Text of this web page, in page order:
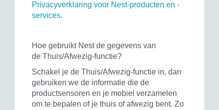
Privacyverklaring voor Nest-producten en -
services.
Hoe gebruikt Nest de gegevens van
de Thuis/Afwezig-functie?
Schakel je de Thuis/Afwezig-functie in, dan
gebruiken we de informatie die de
productsensoren en je mobiel verzamelen
om te bepalen of je thuis of afwezig bent. Zo